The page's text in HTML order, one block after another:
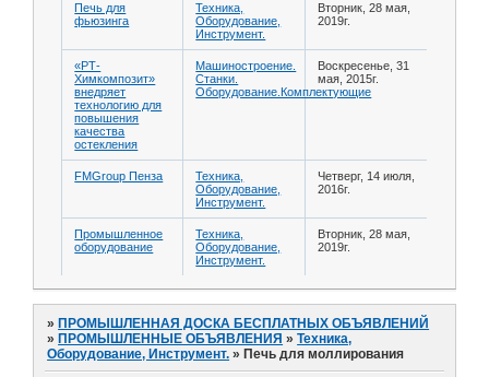
Печь для
фьюзинга
Техника,
Оборудование,
Инструмент.
Вторник, 28 мая,
2019г.
«РТ-
Химкомпозит»
внедряет
технологию для
повышения
качества
остекления
Машиностроение.
Станки.
Оборудование.Комплектующие
Воскресенье, 31
мая, 2015г.
FMGroup Пенза
Техника,
Оборудование,
Инструмент.
Четверг, 14 июля,
2016г.
Промышленное
оборудование
Техника,
Оборудование,
Инструмент.
Вторник, 28 мая,
2019г.
» ПРОМЫШЛЕННАЯ ДОСКА БЕСПЛАТНЫХ ОБЪЯВЛЕНИЙ
» ПРОМЫШЛЕННЫЕ ОБЪЯВЛЕНИЯ »Техника,
Оборудование, Инструмент. » Печь для моллирования